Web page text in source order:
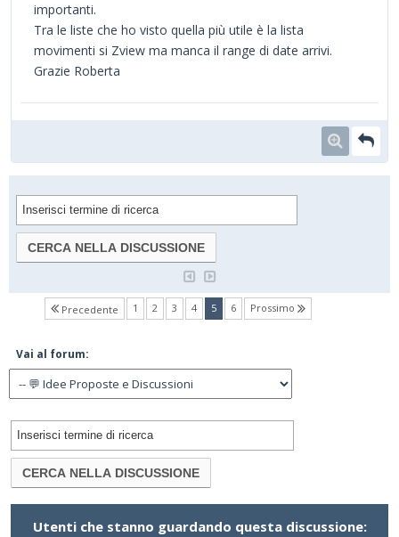
importanti.
Tra le liste che ho visto quella più utile è la lista
movimenti si Zview ma manca il range di date arrivi.
Grazie Roberta
Precedente 1 2 3 4 5(current)
6 Prossimo
Vai al forum:
Utenti che stanno guardando questa discussione: